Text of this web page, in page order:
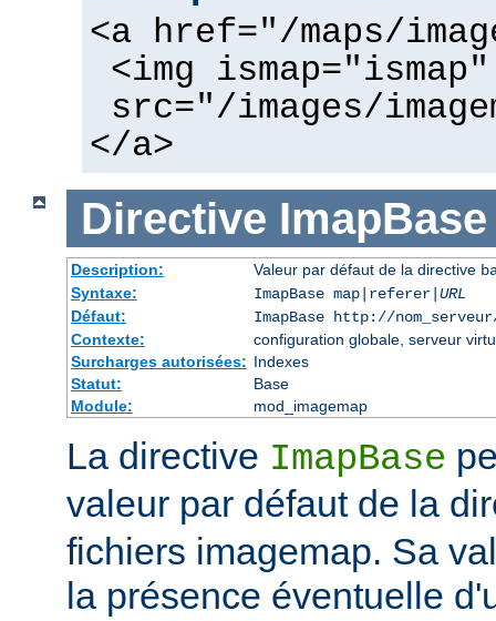
<a href="/maps/
<img ismap="ismap"
src="/images/
</a>
Directive ImapBase
Description: Valeur par défaut de la directive
Syntaxe:
ImapBase map|referer| URL
Défaut:
ImapBase http://
Contexte:
configuration globale, serveur
Surcharges autorisées: Indexes
Statut:
Base
Module:
mod_imagemap
La directive ImapBase
valeur par défaut de la
fichiers imagemap. Sa
la présence éventuelle